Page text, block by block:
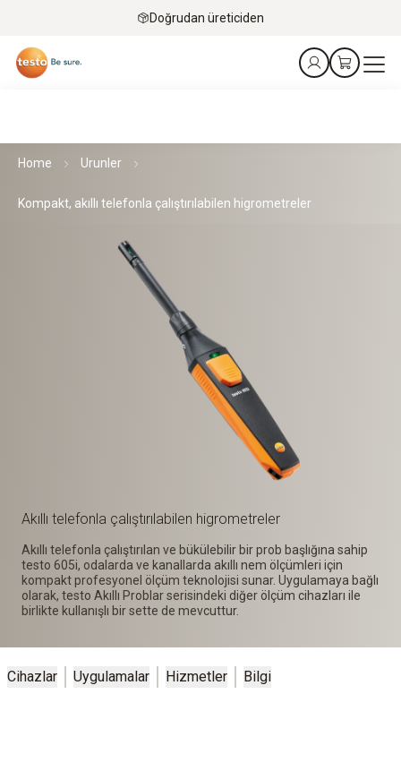
Doğrudan üreticiden
Home Urunler
Kompakt, akıllı telefonla çalıştırılabilen higrometreler
Akıllı telefonla çalıştırılabilen higrometreler
Akıllı telefonla çalıştırılan ve bükülebilir bir prob başlığına sahip
testo 605i, odalarda ve kanallarda akıllı nem ölçümleri için
kompakt profesyonel ölçüm teknolojisi sunar. Uygulamaya bağlı
olarak, testo Akıllı Problar serisindeki diğer ölçüm cihazları ile
birlikte kullanışlı bir sette de mevcuttur.
Cihazlar Uygulamalar Hizmetler Bilgi